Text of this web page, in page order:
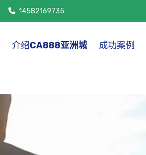
14582169735
介绍CA888亚洲城 成功案例